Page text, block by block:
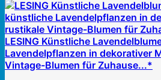
LESING Künstliche
Lavendelpflanzen in dekorativer
Vintage-Blumen für Zuhause...*